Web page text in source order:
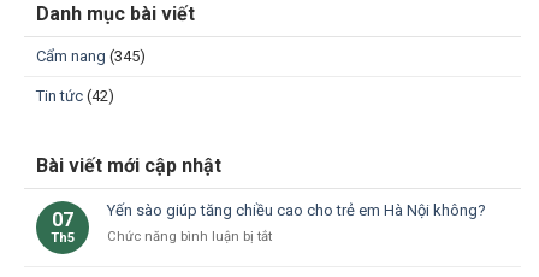
Danh mục bài viết
Cẩm nang (345)
Tin tức (42)
Bài viết mới cập nhật
07
Th5
Yến sào giúp tăng chiều cao cho trẻ em Hà Nội không?
Chức năng bình luận bị tắtở